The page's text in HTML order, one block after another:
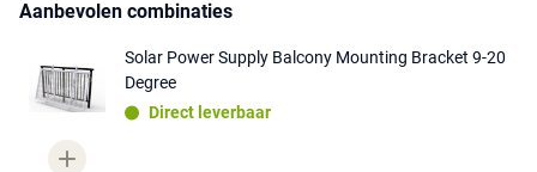
Aanbevolen combinaties
Solar Power Supply Balcony Mounting Bracket 9-20
Degree
Direct leverbaar